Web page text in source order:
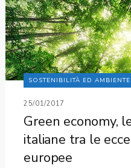
SOSTENIBILITÀ ED AMBIENTE
25/01/2017
Green economy,
italiane tra le
europee